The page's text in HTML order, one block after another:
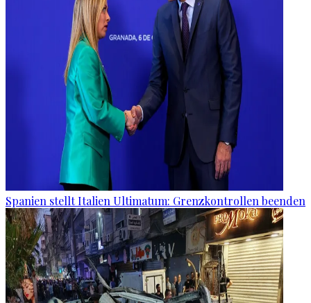
Spanien stellt Italien Ultimatum: Grenzkontrollen beenden